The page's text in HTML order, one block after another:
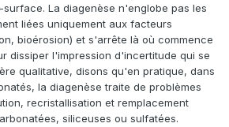
La diagenèse n'englobe pas les
liées uniquement aux facteurs
bioérosion) et s'arrête là où commence
dissiper l'impression d'incertitude qui se
qualitative, disons qu'en pratique, dans
la diagenèse traite de problèmes
recristallisation et remplacement
siliceuses ou sulfatées.